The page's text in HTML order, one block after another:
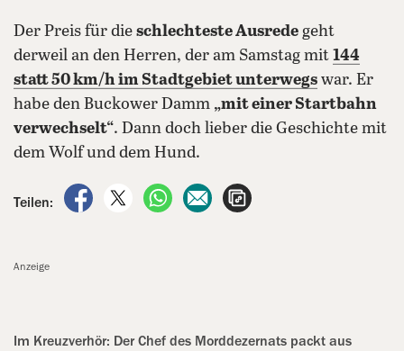
Der Preis für die schlechteste Ausrede geht
derweil an den Herren, der am Samstag mit 144
statt 50 km/h im Stadtgebiet unterwegs war. Er
habe den Buckower Damm „mit einer Startbahn
verwechselt“. Dann doch lieber die Geschichte mit
dem Wolf und dem Hund.
Teilen:
auf Facebook teilen
auf X teilenper WhatsApp teilen
per E-Mail teilen
Anzeige
Im Kreuzverhör: Der Chef des Morddezernats packt aus